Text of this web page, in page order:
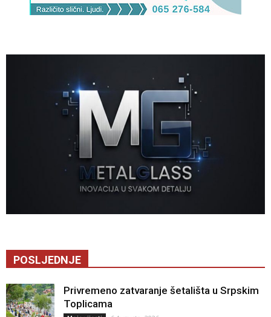
POSLJEDNJE
Privremeno zatvaranje šetališta u Srpskim
Toplicama